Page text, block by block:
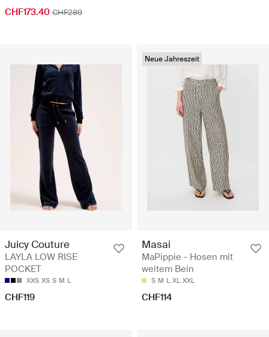
CHF173.40 CHF289
Juicy Couture
LAYLA LOW RISE
POCKET
XXS XS S M L
CHF119
Neue Jahreszeit
Masai
MaPippie - Hosen mit
weitem Bein
S M L XL XXL
CHF114